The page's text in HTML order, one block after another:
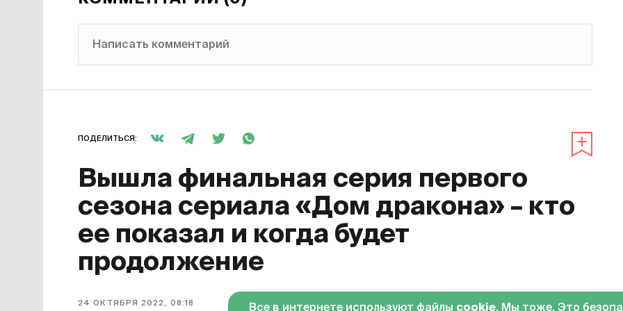
Написать комментарий
ПОДЕЛИТЬСЯ:
Вышла финальная серия первого
сезона сериала «Дом дракона» – кто
ее показал и когда будет
продолжение
24 ОКТЯБРЯ 2022, 08:18 0
Все в интернете используют файлы cookie. Мы тоже. Это